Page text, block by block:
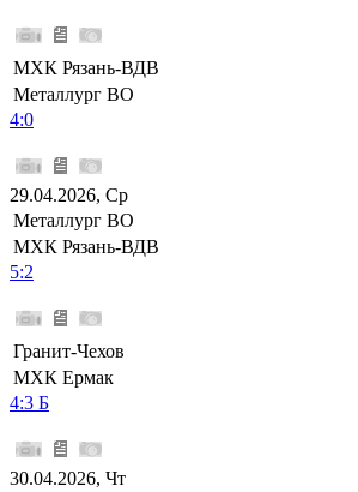
МХК Рязань-ВДВ
Металлург ВО
4:0
29.04.2026, Ср
Металлург ВО
МХК Рязань-ВДВ
5:2
Гранит-Чехов
МХК Ермак
4:3 Б
30.04.2026, Чт